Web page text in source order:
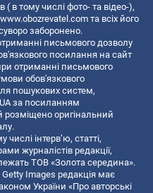
( в тому числі фото- та відео-),
та всіх його
заборонено.
письмового дозволу
посилання на сайт
отриманні письмового
обов'язкового
пошукових систем,
за посиланням
розміщено оригінальний
числі інтерв’ю, статті,
журналістів редакції,
ТОВ «Золота середина».
Getty Images редакція має
України «Про авторські